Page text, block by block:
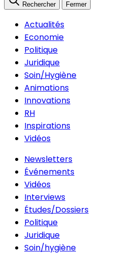
Rechercher Fermer
Actualités
Economie
Politique
Juridique
Soin/Hygiène
Animations
Innovations
RH
Inspirations
Vidéos
Newsletters
Événements
Vidéos
Interviews
Études/Dossiers
Politique
Juridique
Soin/hygiène